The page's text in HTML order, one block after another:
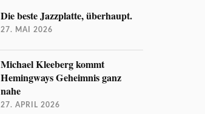
Die beste Jazzplatte, überhaupt.
27. MAI 2026
Michael Kleeberg kommt
Hemingways Geheimnis ganz
nahe
27. APRIL 2026